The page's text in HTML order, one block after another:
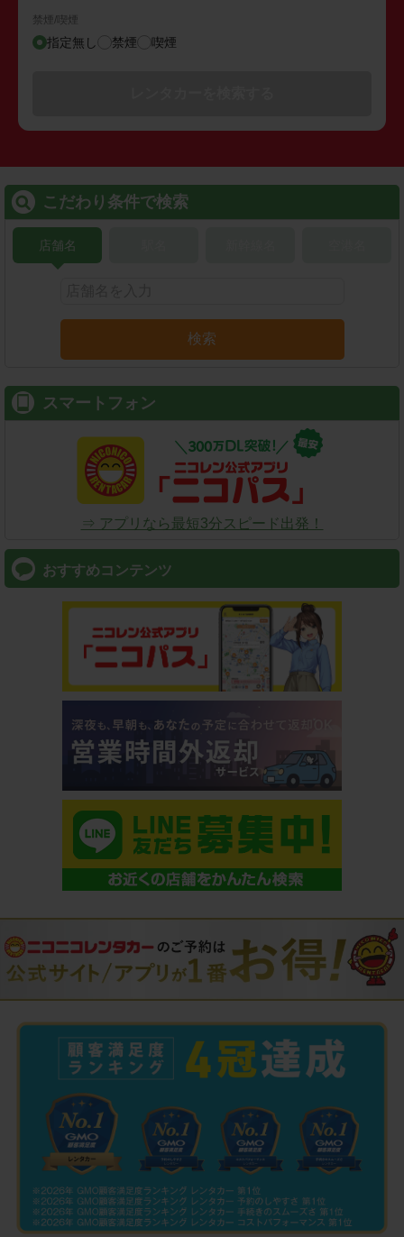
禁煙/喫煙
指定無し 禁煙 喫煙
こだわり条件で検索
店舗名
検索
スマートフォン
⇒ アプリなら最短3分スピード出発！
おすすめコンテンツ